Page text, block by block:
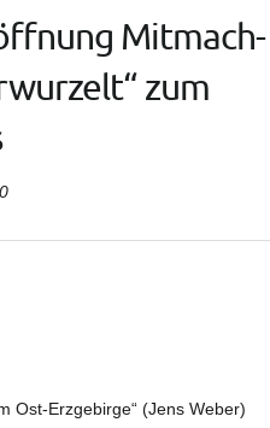
Mitmach-
zum
Ost-Erzgebirge“ (Jens Weber)